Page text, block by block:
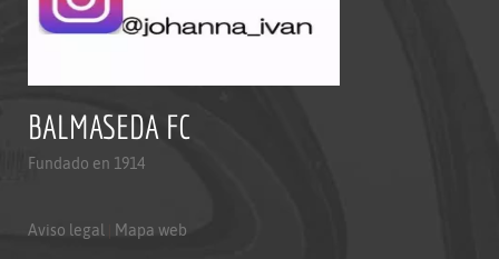
BALMASEDA FC
Fundado en 1914
Aviso legal Mapa web